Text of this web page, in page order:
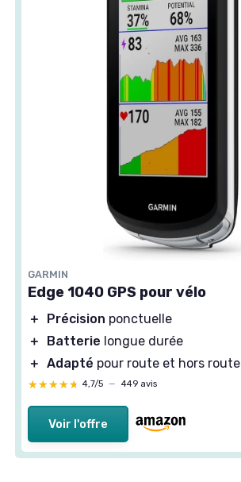
GARMIN
Edge 1040 GPS pour vélo
＋ Précision ponctuelle
＋
Batterie longue durée
＋ Adapté pour route et hors route
★★★★★
★★★★★ 4,7/5 — 449 avis
Voir l'offre